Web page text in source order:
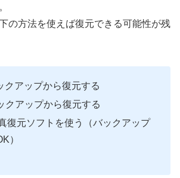
の方法を使えば復元できる可能性が残
クアップから復元する
クアップから復元する
復元ソフトを使う（バックアップ
）